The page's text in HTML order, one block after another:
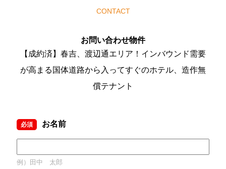
CONTACT
お問い合わせ物件
【成約済】春吉、渡辺通エリア！インバウンド需要
が高まる国体道路から入ってすぐのホテル、造作無
償テナント
必須 お名前
例）田中 太郎